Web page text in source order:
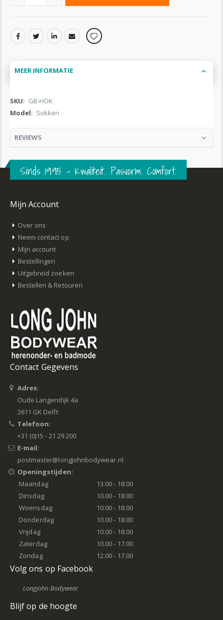
MEER INFORMATIE
Meer
informatie
GB-HOK
Sokken
REVIEWS
Sinds 1995 – Kwaliteit. Pasvorm. Comfort.
Mijn Account
Over ons
Neem contact op
Mijn account
Bestellingen
Uitgebreid zoeken
Bestellen & Retouren
Contact Gegevens
Adres:
Oude Langendijk 4a
2611 GK Delft
Telefoon:
+31 (0)15 - 21 29 200
E-mail:
postmaster@longjohnbodywear.nl
Openingstijden:
Maandag
13.00 - 18.00
Dinsdag
10.00 - 18.00
Woensdag
10.00 - 18.00
Donderdag
10.00 - 18.00
Vrijdag
10.00 - 18.00
Zaterdag
10.00 - 17.00
Zondag
12.00 - 17.00
Volg ons op Facebook
Longjohn Bodywear
Blijf op de hoogte